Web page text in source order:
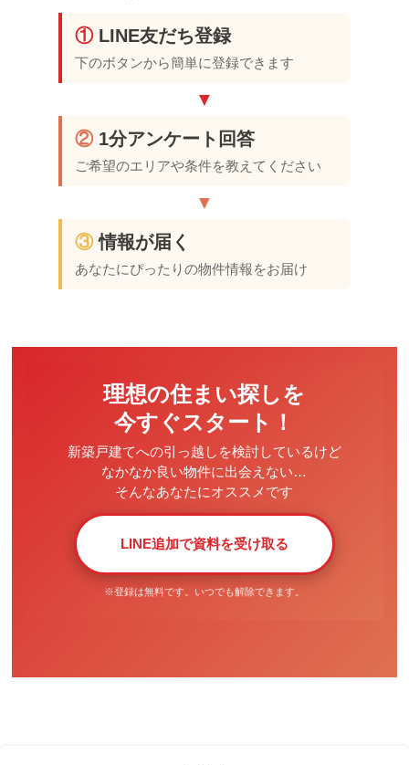
①LINE友だち登録
下のボタンから簡単に登録できます
▼
②1分アンケート回答
ご希望のエリアや条件を教えてください
▼
③情報が届く
あなたにぴったりの物件情報をお届け
理想の住まい探しを
今すぐスタート！
新築戸建てへの引っ越しを検討しているけど
なかなか良い物件に出会えない…
そんなあなたにオススメです
LINE追加で資料を受け取る
※登録は無料です。いつでも解除できます。